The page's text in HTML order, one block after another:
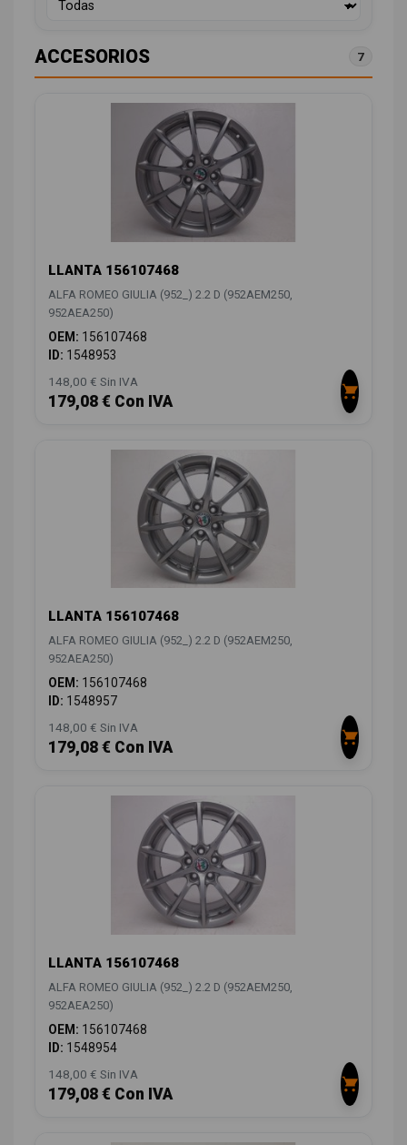
ACCESORIOS 7
LLANTA 156107468
ALFA ROMEO GIULIA (952_) 2.2 D (952AEM250,
952AEA250)
OEM: 156107468
ID: 1548953
148,00 € Sin IVA
179,08 € Con IVA
LLANTA 156107468
ALFA ROMEO GIULIA (952_) 2.2 D (952AEM250,
952AEA250)
OEM: 156107468
ID: 1548957
148,00 € Sin IVA
179,08 € Con IVA
LLANTA 156107468
ALFA ROMEO GIULIA (952_) 2.2 D (952AEM250,
952AEA250)
OEM: 156107468
ID: 1548954
148,00 € Sin IVA
179,08 € Con IVA